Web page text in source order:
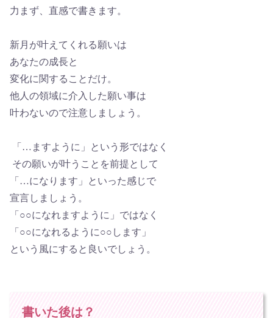
力まず、直感で書きます。
新月が叶えてくれる願いは
あなたの成長と
変化に関することだけ。
他人の領域に介入した願い事は
叶わないので注意しましょう。
「…ますように」という形ではなく
その願いが叶うことを前提として
「…になります」といった感じで
宣言しましょう。
「○○になれますように」ではなく
「○○になれるように○○します」
という風にすると良いでしょう。
書いた後は？